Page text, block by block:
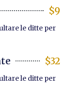
$9
le ditte per
$32
le ditte per